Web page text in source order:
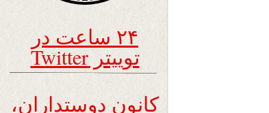
۲۴ ساعت در
توییتر Twitter
کانون دوستداران،